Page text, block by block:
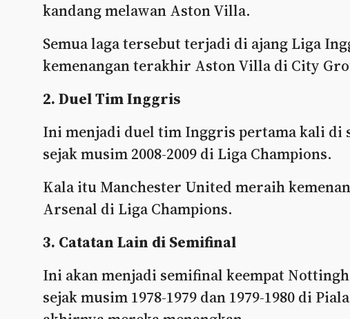
kandang melawan Aston Villa.
Semua laga tersebut terjadi di ajang Liga
kemenangan terakhir Aston Villa di City
2. Duel Tim Inggris
Ini menjadi duel tim Inggris pertama kali di
sejak musim 2008-2009 di Liga Champions.
Kala itu Manchester United meraih
Arsenal di Liga Champions.
3. Catatan Lain di Semifinal
Ini akan menjadi semifinal keempat
sejak musim 1978-1979 dan 1979-1980 di